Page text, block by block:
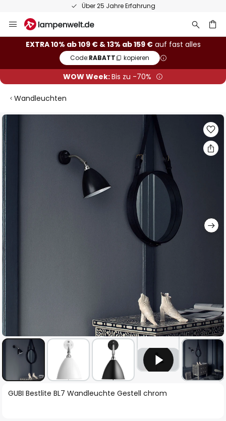
Über 25 Jahre Erfahrung
Inhalt
springen
EXTRA 10% ab 109 € & 13% ab 159 €auf fast alles
Code:RABATT kopieren
WOW Week:Bis zu -70%
Wandleuchten
Zum
Ende
der
Bildgalerie
springen
Zum
GUBI Bestlite BL7 Wandleuchte Gestell chrom